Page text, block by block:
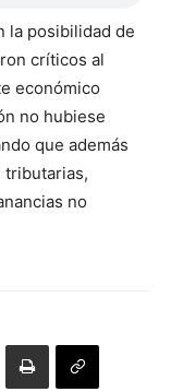
la posibilidad de
críticos al
económico
no hubiese
que además
tributarias,
no